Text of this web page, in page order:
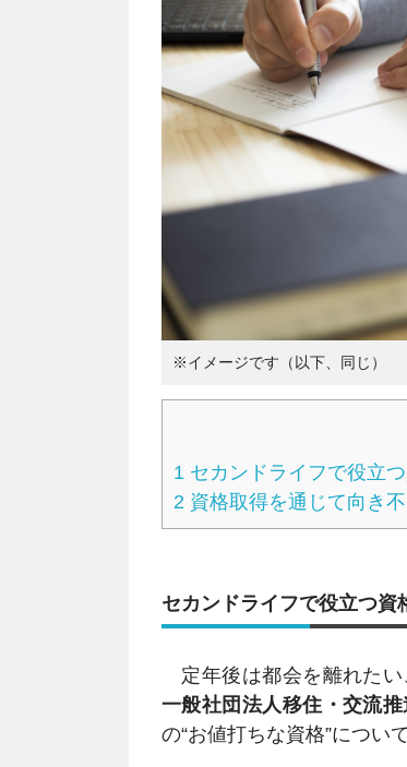
※イメージです（以下、同じ）
1 セカンドライフで役立
2 資格取得を通じて向き
セカンドライフで役立つ資
定年後は都会を離れたい
一般社団法人移住・交流
の“お値打ちな資格”につい